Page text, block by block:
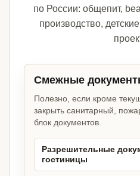
по России: общепит,
производство,
Смежные
Полезно, если кроме
закрыть санитарный,
блок документов.
Разрешительные
гостиницы